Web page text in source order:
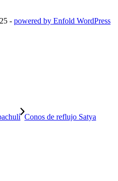
- powered by Enfold WordPress
Conos de reflujo Satya